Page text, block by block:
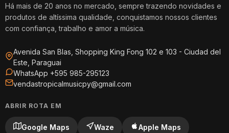
Há mais de 20 anos no mercado, sempre trazendo novidades e
produtos de altíssima qualidade, conquistamos nossos clientes
com confiança, trabalho e amor a música.
Avenida San Blas, Shopping King Fong 102 e 103 - Ciudad del
Este, Paraguai
WhatsApp +595 985-295123
vendastropicalmusicpy@gmail.com
ABRIR ROTA EM
Google Maps Waze Apple Maps